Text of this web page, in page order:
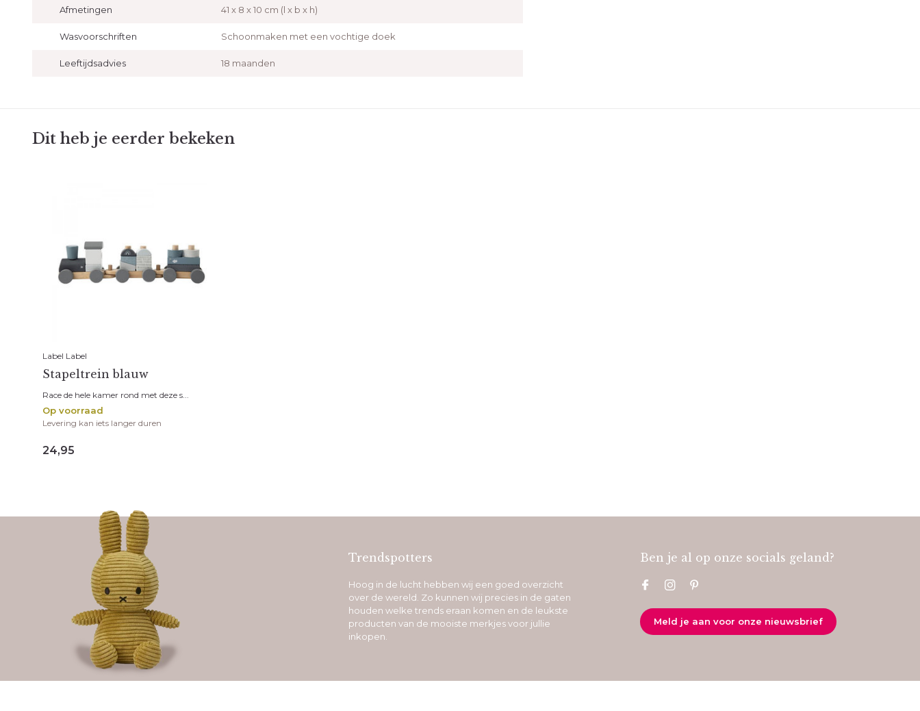
Afmetingen 41 x 8 x 10 cm (l x b x h)
Wasvoorschriften Schoonmaken met een vochtige doek
Leeftijdsadvies 18 maanden
Dit heb je eerder bekeken
Label Label
Stapeltrein blauw
Race de hele kamer rond met deze s...
Op voorraad
Levering kan iets langer duren
24,95
Trendspotters
Hoog in de lucht hebben wij een goed overzicht
over de wereld. Zo kunnen wij precies in de gaten
houden welke trends eraan komen en de leukste
producten van de mooiste merkjes voor jullie
inkopen.
Ben je al op onze socials geland?
Meld je aan voor onze nieuwsbrief